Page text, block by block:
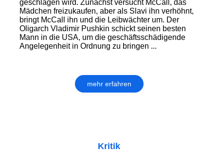
geschlagen wird. Zunächst versucht McCall, das
Mädchen freizukaufen, aber als Slavi ihn verhöhnt,
bringt McCall ihn und die Leibwächter um. Der
Oligarch Vladimir Pushkin schickt seinen besten
Mann in die USA, um die geschäftsschädigende
Angelegenheit in Ordnung zu bringen ...
mehr erfahren
Kritik